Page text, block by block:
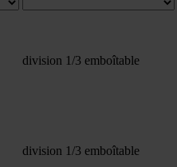
division 1/3 emboîtable
division 1/3 emboîtable